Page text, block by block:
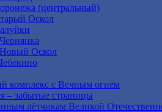
(центральный)
Оскол
Оскол
комплекс с Вечным огнём
– забытые страницы
лётчикам Великой